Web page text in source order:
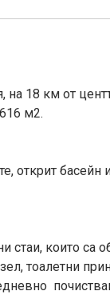
на 18 км от
м2.
открит басейн
стаи, които са
тоалетни